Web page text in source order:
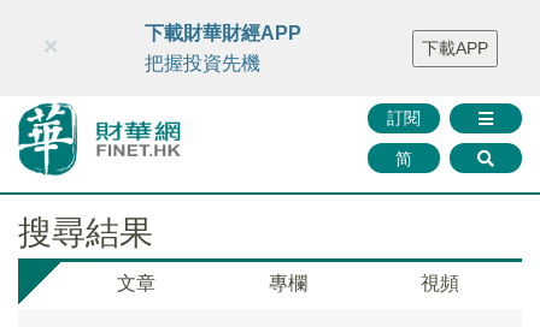
財華智庫網 FINTV FINMETA 財華證券 媒體矩陣
智庫沙龍
聯絡我們
訂閱
简
×
下載財華財經APP
把握投資先機
下載APP
搜尋結果
文章 專欄 視頻